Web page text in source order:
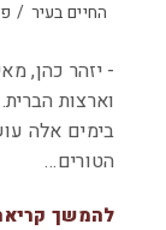
החיים בעיר /
- יזהר כהן,
וארצות
בימים אלה
הטורים…
להמשך